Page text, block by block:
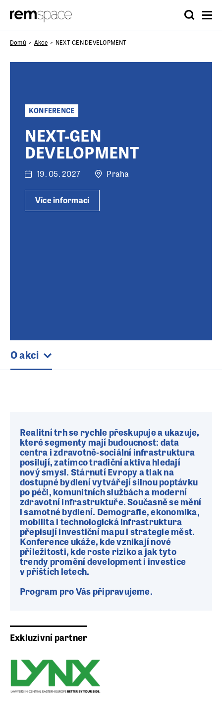
Domů Akce NEXT-GEN DEVELOPMENT
KONFERENCE
NEXT-GEN
DEVELOPMENT
19. 05. 2027 Praha
Více informací
O akci
Realitní trh se rychle přeskupuje a ukazuje,
které segmenty mají budoucnost: data
centra i zdravotně‑sociální infrastruktura
posilují, zatímco tradiční aktiva hledají
nový smysl. Stárnutí Evropy a tlak na
dostupné bydlení vytvářejí silnou poptávku
po péči, komunitních službách a moderní
zdravotní infrastruktuře. Současně se mění
i samotné bydlení. Demografie, ekonomika,
mobilita i technologická infrastruktura
přepisují investiční mapu i strategie měst.
Konference ukáže, kde vznikají nové
příležitosti, kde roste riziko a jak tyto
trendy promění development i investice
v příštích letech.
Program pro Vás připravujeme.
Exkluzivní partner